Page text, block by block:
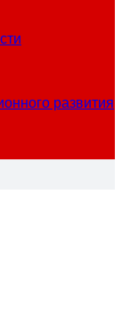
развития